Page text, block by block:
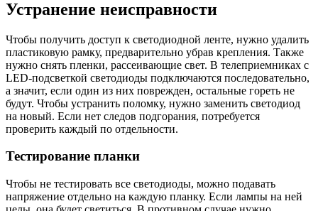
Устранение неисправности
Чтобы получить доступ к светодиодной ленте, нужно удалить
пластиковую рамку, предварительно убрав крепления. Также
нужно снять пленки, рассеивающие свет. В телеприемниках с
LED-подсветкой светодиоды подключаются последовательно,
а значит, если один из них поврежден, остальные гореть не
будут. Чтобы устранить поломку, нужно заменить светодиод
на новый. Если нет следов подгорания, потребуется
проверить каждый по отдельности.
Тестирование планки
Чтобы не тестировать все светодиоды, можно подавать
напряжение отдельно на каждую планку. Если лампы на ней